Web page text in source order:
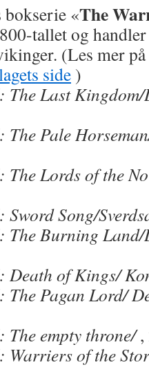
«The
tallet og
(Les mer på
side )
Last Kingdom/
Pale
Lords of the
Song/
Burning Land/
of Kings/
Pagan Lord/
empty throne/,
Warriers of the